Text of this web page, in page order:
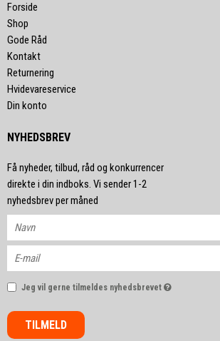
Forside
Shop
Gode Råd
Kontakt
Returnering
Hvidevareservice
Din konto
NYHEDSBREV
Få nyheder, tilbud, råd og konkurrencer
direkte i din indboks. Vi sender 1-2
nyhedsbrev per måned
Jeg vil gerne tilmeldes nyhedsbrevet
TILMELD